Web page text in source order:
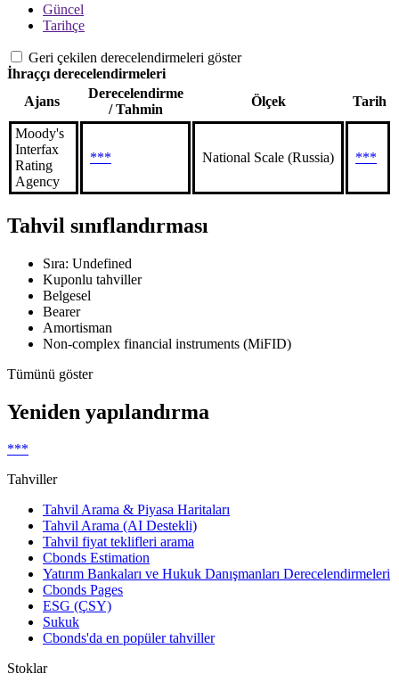
Güncel
Tarihçe
Geri çekilen derecelendirmeleri göster
İhraççı derecelendirmeleri
Ajans
Derecelendirme
/ Tahmin
Ölçek Tarih
Moody's
Interfax
Rating
Agency
*** National Scale (Russia) ***
Tahvil sınıflandırması
Sıra: Undefined
Kuponlu tahviller
Belgesel
Bearer
Amortisman
Non-complex financial instruments (MiFID)
Tümünü göster
Yeniden yapılandırma
***
Tahviller
Tahvil Arama & Piyasa Haritaları
Tahvil Arama (AI Destekli)
Tahvil fiyat teklifleri arama
Cbonds Estimation
Yatırım Bankaları ve Hukuk Danışmanları Derecelendirmeleri
Cbonds Pages
ESG (ÇSY)
Sukuk
Cbonds'da en popüler tahviller
Stoklar